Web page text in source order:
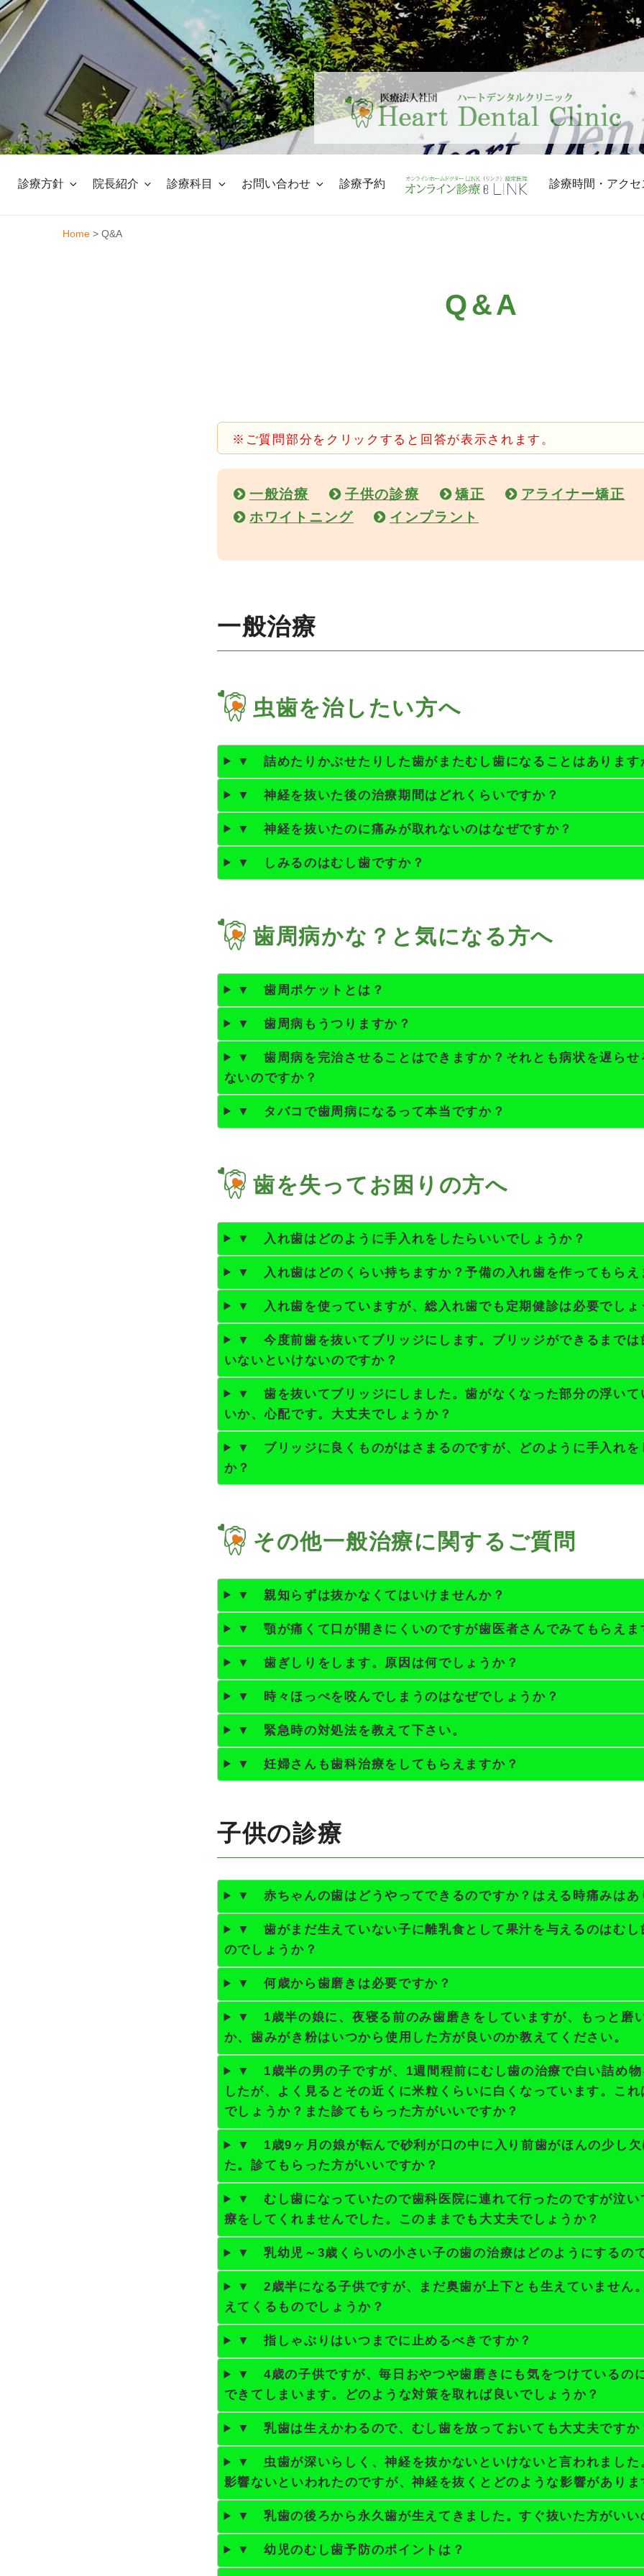
Skip
to
content
診療方針 院長紹介 診療科目 お問い合わせ 診療予約 診療時間・アクセ
Home > Q&A
Q&A
※ご質問部分をクリックすると回答が表示されます。
一般治療 子供の診療 矯正
アライナー矯正
ホワイトニング
インプラント
一般治療
虫歯を治したい方へ
▼ 詰めたりかぶせたりした歯がまたむし歯になることはあります
▼ 神経を抜いた後の治療期間はどれくらいですか？
▼ 神経を抜いたのに痛みが取れないのはなぜですか？
▼ しみるのはむし歯ですか？
歯周病かな？と気になる方へ
▼ 歯周ポケットとは？
▼ 歯周病もうつりますか？
▼ 歯周病を完治させることはできますか？それとも病状を遅らせ
ないのですか？
▼ タバコで歯周病になるって本当ですか？
歯を失ってお困りの方へ
▼ 入れ歯はどのように手入れをしたらいいでしょうか？
▼ 入れ歯はどのくらい持ちますか？予備の入れ歯を作ってもらえ
▼ 入れ歯を使っていますが、総入れ歯でも定期健診は必要でしょ
▼ 今度前歯を抜いてブリッジにします。ブリッジができるまでは
いないといけないのですか？
▼ 歯を抜いてブリッジにしました。歯がなくなった部分の浮いて
いか、心配です。大丈夫でしょうか？
▼ ブリッジに良くものがはさまるのですが、どのように手入れを
か？
その他一般治療に関するご質問
▼ 親知らずは抜かなくてはいけませんか？
▼ 顎が痛くて口が開きにくいのですが歯医者さんでみてもらえま
▼ 歯ぎしりをします。原因は何でしょうか？
▼ 時々ほっぺを咬んでしまうのはなぜでしょうか？
▼ 緊急時の対処法を教えて下さい。
▼ 妊婦さんも歯科治療をしてもらえますか？
子供の診療
▼ 赤ちゃんの歯はどうやってできるのですか？はえる時痛みはあ
▼ 歯がまだ生えていない子に離乳食として果汁を与えるのはむし
のでしょうか？
▼ 何歳から歯磨きは必要ですか？
▼ 1歳半の娘に、夜寝る前のみ歯磨きをしていますが、もっと磨
か、歯みがき粉はいつから使用した方が良いのか教えてください。
▼ 1歳半の男の子ですが、1週間程前にむし歯の治療で白い詰め物
したが、よく見るとその近くに米粒くらいに白くなっています。こ
でしょうか？また診てもらった方がいいですか？
▼ 1歳9ヶ月の娘が転んで砂利が口の中に入り前歯がほんの少し欠
た。診てもらった方がいいですか？
▼ むし歯になっていたので歯科医院に連れて行ったのですが泣い
療をしてくれませんでした。このままでも大丈夫でしょうか？
▼ 乳幼児～3歳くらいの小さい子の歯の治療はどのようにするの
▼ 2歳半になる子供ですが、まだ奥歯が上下とも生えていません
えてくるものでしょうか？
▼ 指しゃぶりはいつまでに止めるべきですか？
▼ 4歳の子供ですが、毎日おやつや歯磨きにも気をつけているの
できてしまいます。どのような対策を取れば良いでしょうか？
▼ 乳歯は生えかわるので、むし歯を放っておいても大丈夫ですか
▼ 虫歯が深いらしく、神経を抜かないといけないと言われました
影響ないといわれたのですが、神経を抜くとどのような影響がありま
▼ 乳歯の後ろから永久歯が生えてきました。すぐ抜いた方がいい
▼ 幼児のむし歯予防のポイントは？